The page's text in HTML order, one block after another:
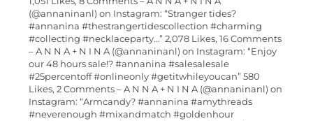
(@annaninanl) on Instagram: “Stranger tides?
#annanina #thestrangertidescollection #charming
#collecting #necklaceparty…” 2,078 Likes, 16 Comments
– A N N A + N I N A (@annaninanl) on Instagram: “Enjoy
our 48 hours sale!? #annanina #salesalesale
#25percentoff #onlineonly #getitwhileyoucan” 580
Likes, 2 Comments – A N N A + N I N A (@annaninanl) on
Instagram: “Armcandy? #annanina #amythreads
#neverenough #mixandmatch #goldenhour